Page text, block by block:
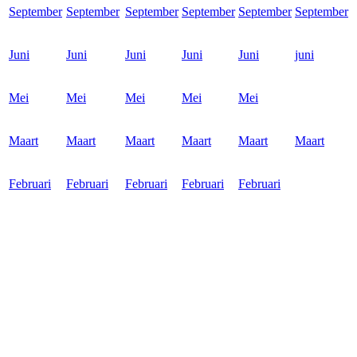
September September September September September September
Juni Juni Juni Juni Juni juni
Mei Mei Mei Mei Mei
Maart Maart Maart Maart Maart Maart
Februari Februari Februari Februari Februari